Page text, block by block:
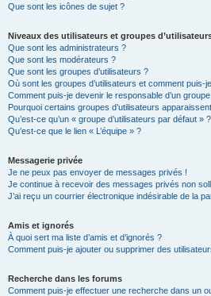
Que sont les icônes de sujet ?
Niveaux des utilisateurs et groupes
Que sont les administrateurs ?
Que sont les modérateurs ?
Que sont les groupes d’utilisateurs ?
Où sont les groupes d’utilisateurs et comment puis-
Comment puis-je devenir le responsable d’un groupe
Pourquoi certains groupes d’utilisateurs
Qu’est-ce qu’un « groupe d’utilisateurs par défaut » ?
Qu’est-ce que le lien « L’équipe » ?
Messagerie privée
Je ne peux pas envoyer de messages privés !
Je continue à recevoir des messages privés non
J’ai reçu un courrier électronique indésirable de la
Amis et ignorés
À quoi sert ma liste d’amis et d’ignorés ?
Comment puis-je ajouter ou supprimer des
Recherche dans les forums
Comment puis-je effectuer une recherche dans un